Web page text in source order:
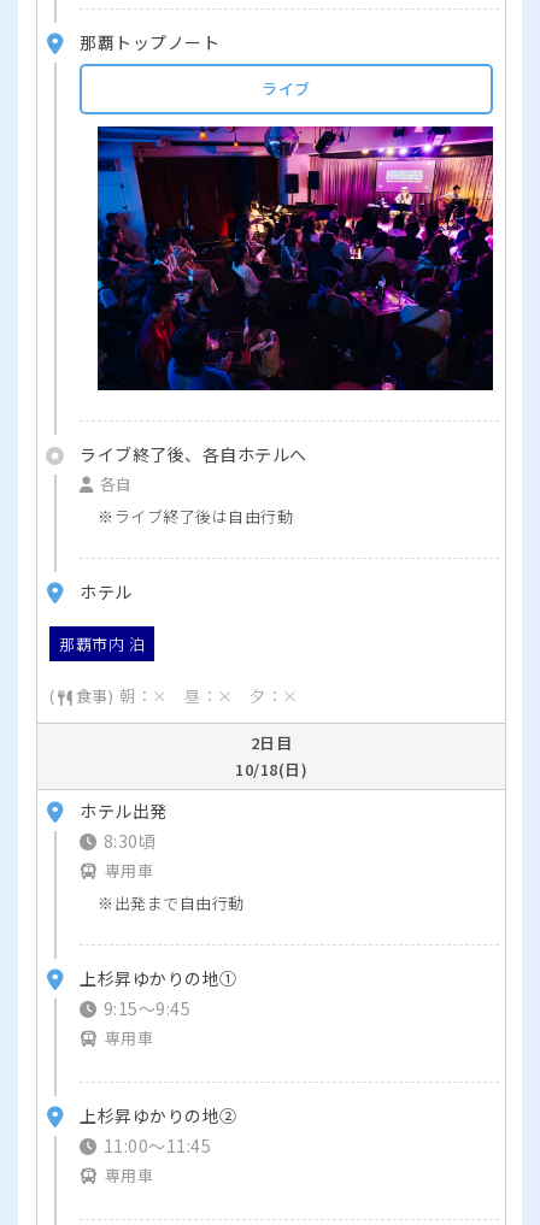
那覇トップノート
ライブ
ライブ終了後、各自ホテルへ
各自
ライブ終了後は自由行動
ホテル
那覇市内 泊
朝：× 昼：× 夕：×
2日目
10/18(日)
ホテル出発
8:30頃
専用車
出発まで自由行動
上杉昇ゆかりの地①
9:15〜9:45
専用車
上杉昇ゆかりの地②
11:00〜11:45
専用車